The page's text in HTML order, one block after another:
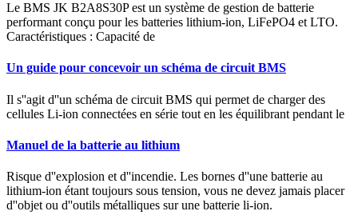
Le BMS JK B2A8S30P est un système de gestion de batterie
performant conçu pour les batteries lithium-ion, LiFePO4 et LTO.
Caractéristiques : Capacité de
Un guide pour concevoir un schéma de circuit BMS
Il s''agit d''un schéma de circuit BMS qui permet de charger des
cellules Li-ion connectées en série tout en les équilibrant pendant le
Manuel de la batterie au lithium
Risque d''explosion et d''incendie. Les bornes d''une batterie au
lithium-ion étant toujours sous tension, vous ne devez jamais placer
d''objet ou d''outils métalliques sur une batterie li-ion.